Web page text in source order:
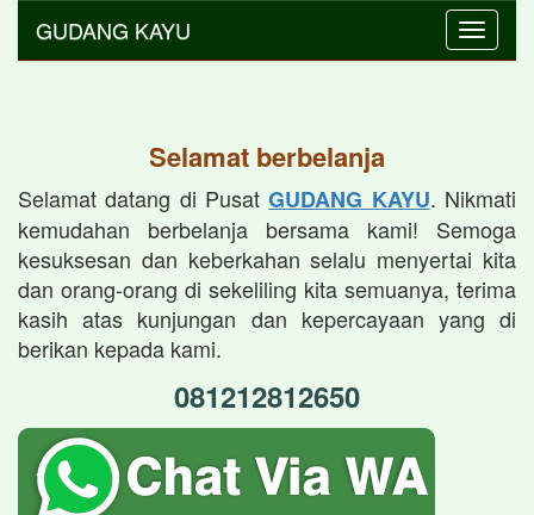
Toggle
GUDANG KAYU
Selamat berbelanja
Selamat datang di PusatGUDANG KAYU. Nikmati
kemudahan berbelanja bersama kami! Semoga
kesuksesan dan keberkahan selalu menyertai kita
dan orang-orang di sekeliling kita semuanya, terima
kasih atas kunjungan dan kepercayaan yang di
berikan kepada kami.
081212812650